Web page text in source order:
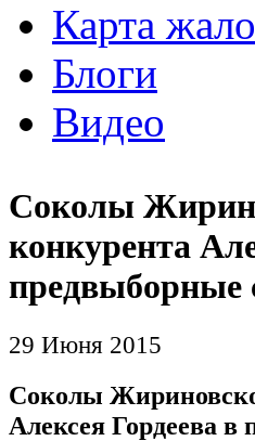
Карта
Блоги
Видео
Соколы
конкурента
предвыборные
29 Июня 2015
Соколы
Алексея Гордеева